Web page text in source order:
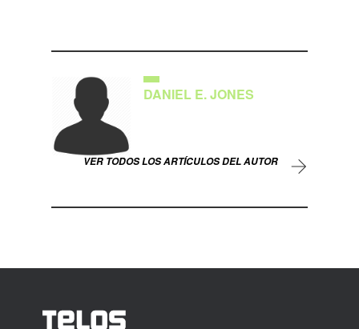
DANIEL E. JONES
VER TODOS LOS ARTÍCULOS DEL AUTOR